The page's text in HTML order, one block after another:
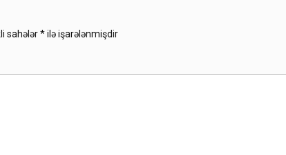
sahələr*ilə işarələnmişdir